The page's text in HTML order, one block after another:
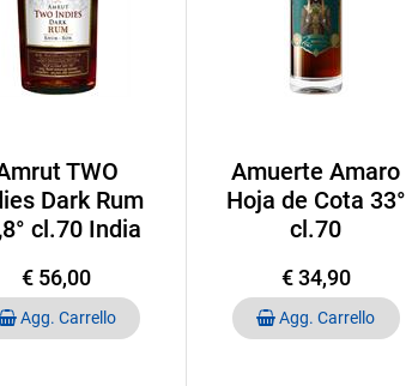
TWO
Dark Rum
cl.70 India
€ 56,00
Quantità
Agg. Carrello
Amuerte Amaro
Hoja de Cota 33°
cl.70
€ 34,90
Quantità
Agg. Carrello